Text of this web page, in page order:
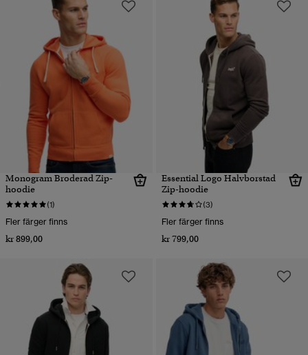
Monogram Broderad Zip-
hoodie
(1)
Fler färger finns
kr 899,00
Essential Logo Halvborstad
Zip-hoodie
(3)
Fler färger finns
kr 799,00